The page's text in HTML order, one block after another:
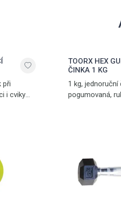
při
i cviky
TOORX HEX
ČINKA 1 KG
1 kg, jednoruční
pogumovaná,